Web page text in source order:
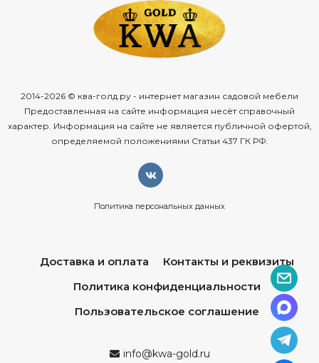
2014-2026 © ква-голд.ру - интернет магазин садовой мебели
Предоставленная на сайте информация несёт справочный
характер. Информация на сайте не является публичной офертой,
определяемой положениями Статьи 437 ГК РФ.
Политика персональных данных
Доставка и оплата
Контакты и реквизиты
Политика конфиденциальности
Пользовательское соглашение
info@kwa-gold.ru